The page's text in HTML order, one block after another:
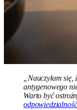
„Nauczyłam
antygenowego
Warto być
odpowiedzialność